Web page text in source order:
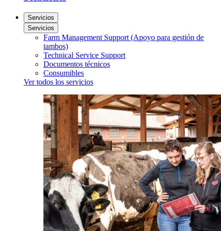
Servicios
Servicios
Farm Management Support (Apoyo para gestión de
tambos)
Technical Service Support
Documentos técnicos
Consumibles
Ver todos los servicios